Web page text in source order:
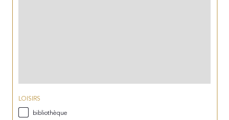
LOISIRS
bibliothèque